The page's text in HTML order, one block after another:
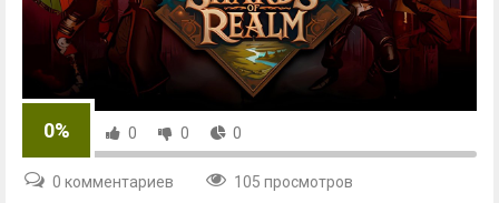
0% 0 0 0
0 комментариев
105 просмотров